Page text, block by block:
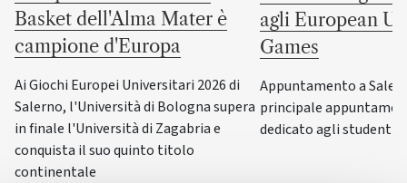
Basket dell'Alma Mater è
campione d'Europa
Ai Giochi Europei Universitari 2026 di
Salerno, l'Università di Bologna supera
in finale l'Università di Zagabria e
conquista il suo quinto titolo
continentale
agli European
Games
Appuntamento a
principale
dedicato agli